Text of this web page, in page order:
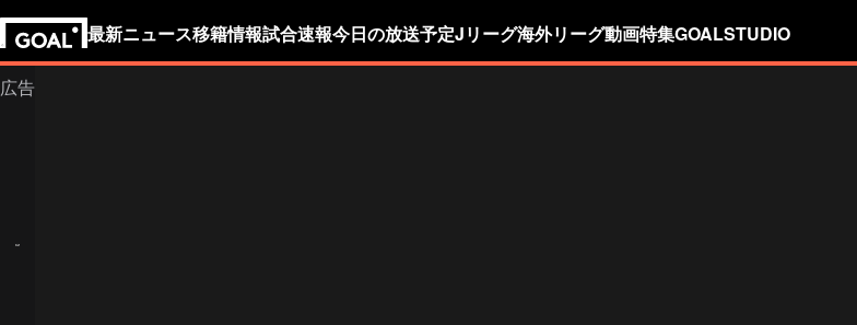
最新ニュース移籍情報試合速報今日の放送予定Jリーグ海外リーグ動画特集GOALSTUDIO